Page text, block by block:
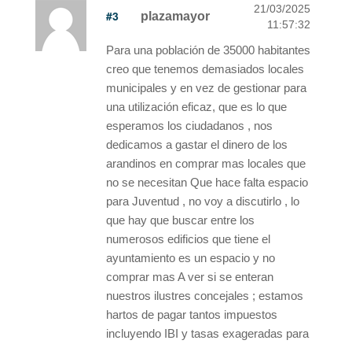
#3 plazamayor
21/03/2025
11:57:32
Para una población de 35000 habitantes
creo que tenemos demasiados locales
municipales y en vez de gestionar para
una utilización eficaz, que es lo que
esperamos los ciudadanos , nos
dedicamos a gastar el dinero de los
arandinos en comprar mas locales que
no se necesitan Que hace falta espacio
para Juventud , no voy a discutirlo , lo
que hay que buscar entre los
numerosos edificios que tiene el
ayuntamiento es un espacio y no
comprar mas A ver si se enteran
nuestros ilustres concejales ; estamos
hartos de pagar tantos impuestos
incluyendo IBI y tasas exageradas para